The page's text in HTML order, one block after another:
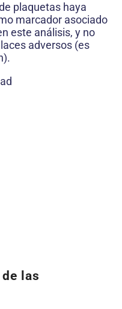
plaquetas haya
marcador asociado
este análisis, y no
adversos (es
las